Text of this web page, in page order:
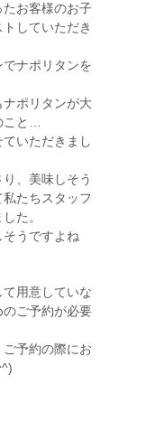
お客様のお子
していただき
ナポリタンを
ポリタンが大
と…
いただきまし
、美味しそう
たちスタッフ
た。
うですよね
用意していな
ご予約が必要
予約の際にお